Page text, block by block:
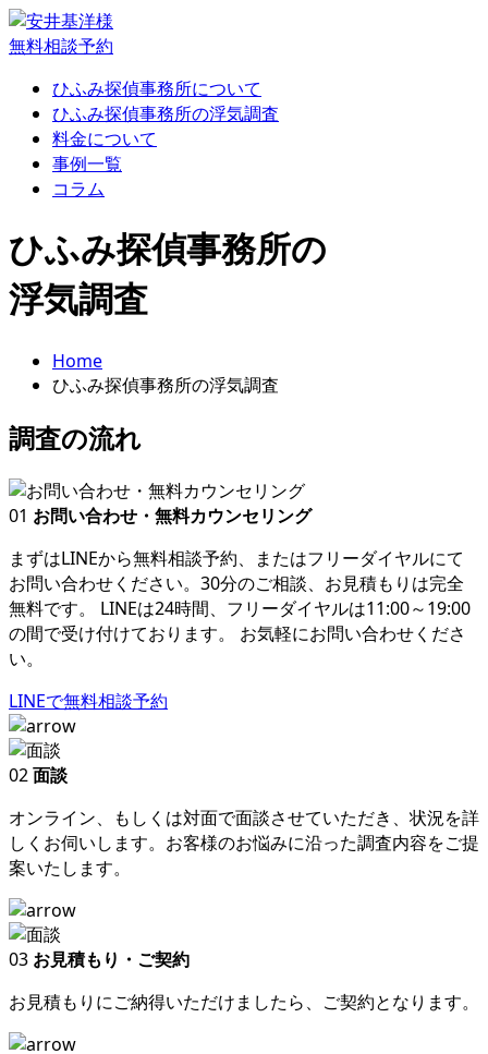
無料相談予約
ひふみ探偵事務所について
ひふみ探偵事務所の浮気調査
料金について
事例一覧
コラム
ひふみ探偵事務所の
浮気調査
Home
ひふみ探偵事務所の浮気調査
調査の流れ
01 お問い合わせ・無料カウンセリング
まずはLINEから無料相談予約、またはフリーダイヤルにて
お問い合わせください。30分のご相談、お見積もりは完全
無料です。 LINEは24時間、フリーダイヤルは11:00～19:00
の間で受け付けております。 お気軽にお問い合わせくださ
い。
LINEで無料相談予約
02面談
オンライン、もしくは対面で面談させていただき、状況を詳
しくお伺いします。お客様のお悩みに沿った調査内容をご提
案いたします。
03 お見積もり・ご契約
お見積もりにご納得いただけましたら、ご契約となります。